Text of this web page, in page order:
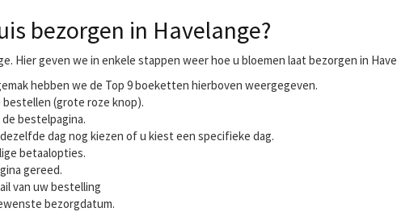
bezorgen in Havelange?
Hier geven we in enkele stappen weer hoe u bloemen laat bezorgen in
hebben we de Top 9 boeketten hierboven weergegeven.
(grote roze knop).
bestelpagina.
dag nog kiezen of u kiest een specifieke dag.
betaalopties.
gereed.
van uw bestelling
bezorgdatum.